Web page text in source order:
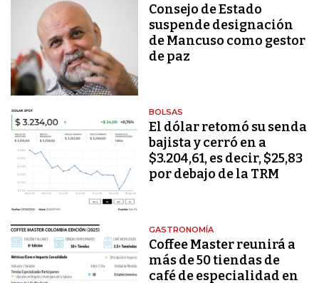
Consejo de Estado
suspende designación
de Mancuso como gestor
de paz
BOLSAS
El dólar retomó su senda
bajista y cerró en a
$3.204,61, es decir, $25,83
por debajo de la TRM
GASTRONOMÍA
Coffee Master reunirá a
más de 50 tiendas de
café de especialidad en